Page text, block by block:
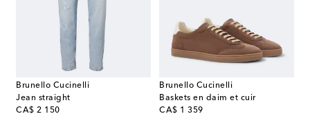
Brunello Cucinelli
Jean straight
CA$ 2 150
original price
Brunello Cucinelli
Baskets en daim et cuir
CA$ 1 359
original price